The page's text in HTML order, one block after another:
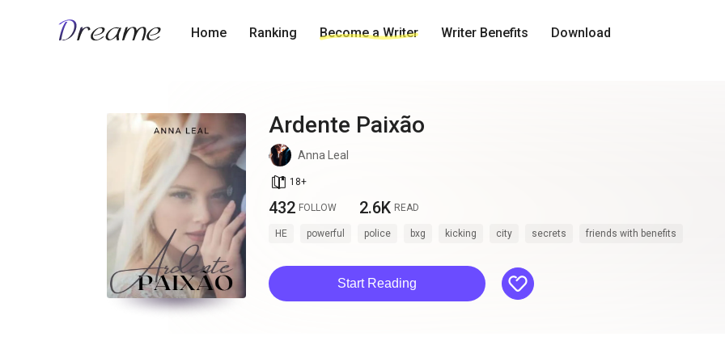
Home Ranking Become a Writer Writer Benefits Download
Ardente Paixão
Anna Leal
book_age 18+
432 FOLLOW 2.6K READ
HE powerful police bxg kicking city secrets friends with benefits
Start Reading like